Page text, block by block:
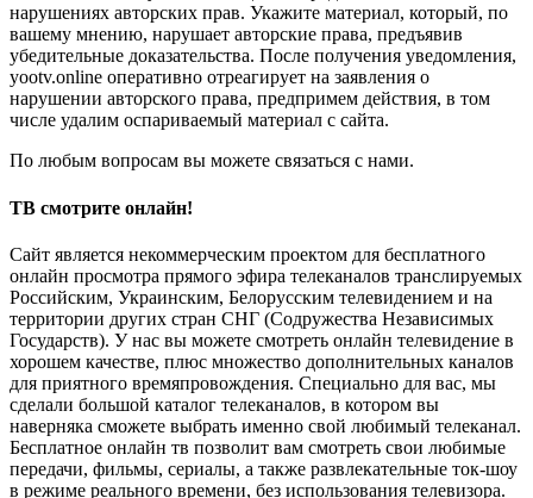
нарушениях авторских прав. Укажите материал, который, по
вашему мнению, нарушает авторские права, предъявив
убедительные доказательства. После получения уведомления,
yootv.online оперативно отреагирует на заявления о
нарушении авторского права, предпримем действия, в том
числе удалим оспариваемый материал с сайта.
По любым вопросам вы можете связаться с нами.
ТВ смотрите онлайн!
Сайт является некоммерческим проектом для бесплатного
онлайн просмотра прямого эфира телеканалов транслируемых
Российским, Украинским, Белорусским телевидением и на
территории других стран СНГ (Содружества Независимых
Государств). У нас вы можете смотреть онлайн телевидение в
хорошем качестве, плюс множество дополнительных каналов
для приятного времяпровождения. Специально для вас, мы
сделали большой каталог телеканалов, в котором вы
наверняка сможете выбрать именно свой любимый телеканал.
Бесплатное онлайн тв позволит вам смотреть свои любимые
передачи, фильмы, сериалы, а также развлекательные ток-шоу
в режиме реального времени, без использования телевизора.